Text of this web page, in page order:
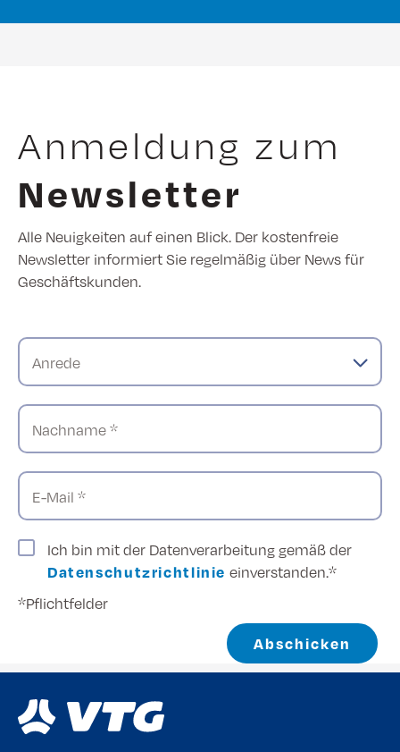
Anmeldung zum
Newsletter
Alle Neuigkeiten auf einen Blick. Der kostenfreie
Newsletter informiert Sie regelmäßig über News für
Geschäftskunden.
Anrede
Nachname *
E-Mail *
Ich bin mit der Datenverarbeitung gemäß der
Datenschutzrichtlinie einverstanden.*
*Pflichtfelder
Abschicken